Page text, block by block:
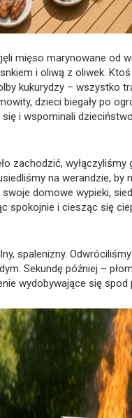
mięso marynowane od
i oliwą z oliwek. Ktoś
kukurydzy – wszystko
dzieci biegały po
i wspominali
zachodzić, wyłączyliśmy
na werandzie, by
swoje domowe wypieki,
spokojnie i ciesząc się
spalenizny.
Sekundę później –
wydobywające się spod